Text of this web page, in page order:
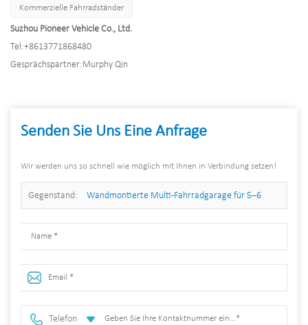
Kommerzielle Fahrradständer
Suzhou Pioneer Vehicle Co., Ltd.
Tel:+8613771868480
Gesprächspartner:Murphy Qin
Senden Sie Uns Eine Anfrage
Wir werden uns so schnell wie möglich mit Ihnen in Verbindung setzen!
Gegenstand: Wandmontierte Multi-Fahrradgarage für 5–6
Fahrräder
Telefon